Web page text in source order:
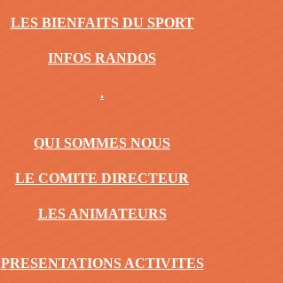
LES BIENFAITS DU SPORT
INFOS RANDOS
.
QUI SOMMES NOUS
LE COMITE DIRECTEUR
LES ANIMATEURS
PRESENTATIONS ACTIVITES